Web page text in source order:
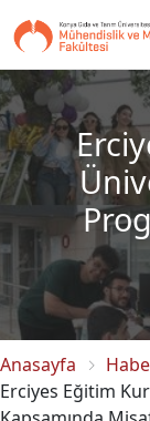
Anasayfa
Erciyes Eğitim